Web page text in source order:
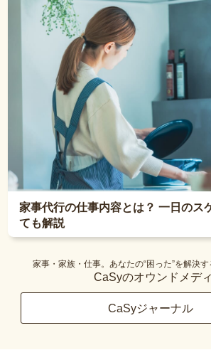
家事代行の仕事内容とは？ 一日のス
ても解説
家事・家族・仕事。あなたの“困った”を解決
CaSyのオウンドメデ
CaSyジャーナル